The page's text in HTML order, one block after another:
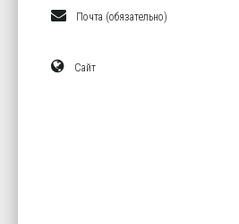
Почта (обязательно)
Сайт